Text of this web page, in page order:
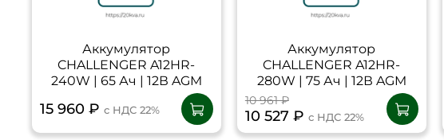
Аккумулятор
CHALLENGER A12HR-
240W | 65 Ач | 12В AGM
15 960 ₽ с НДС 22%
Аккумулятор
CHALLENGER A12HR-
280W | 75 Ач | 12В AGM
10 961 ₽
10 527 ₽ с НДС 22%